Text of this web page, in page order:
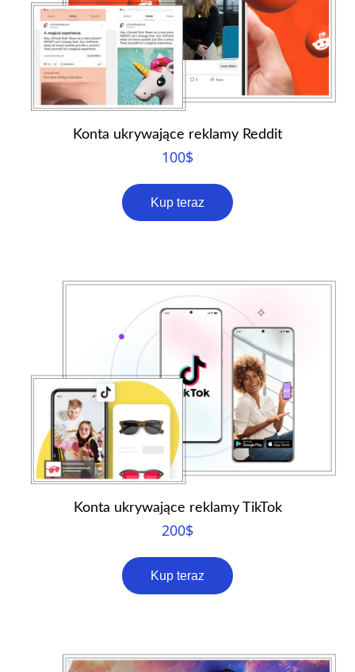
Konta ukrywające reklamy Reddit
100$
Kup teraz
Konta ukrywające reklamy TikTok
200$
Kup teraz